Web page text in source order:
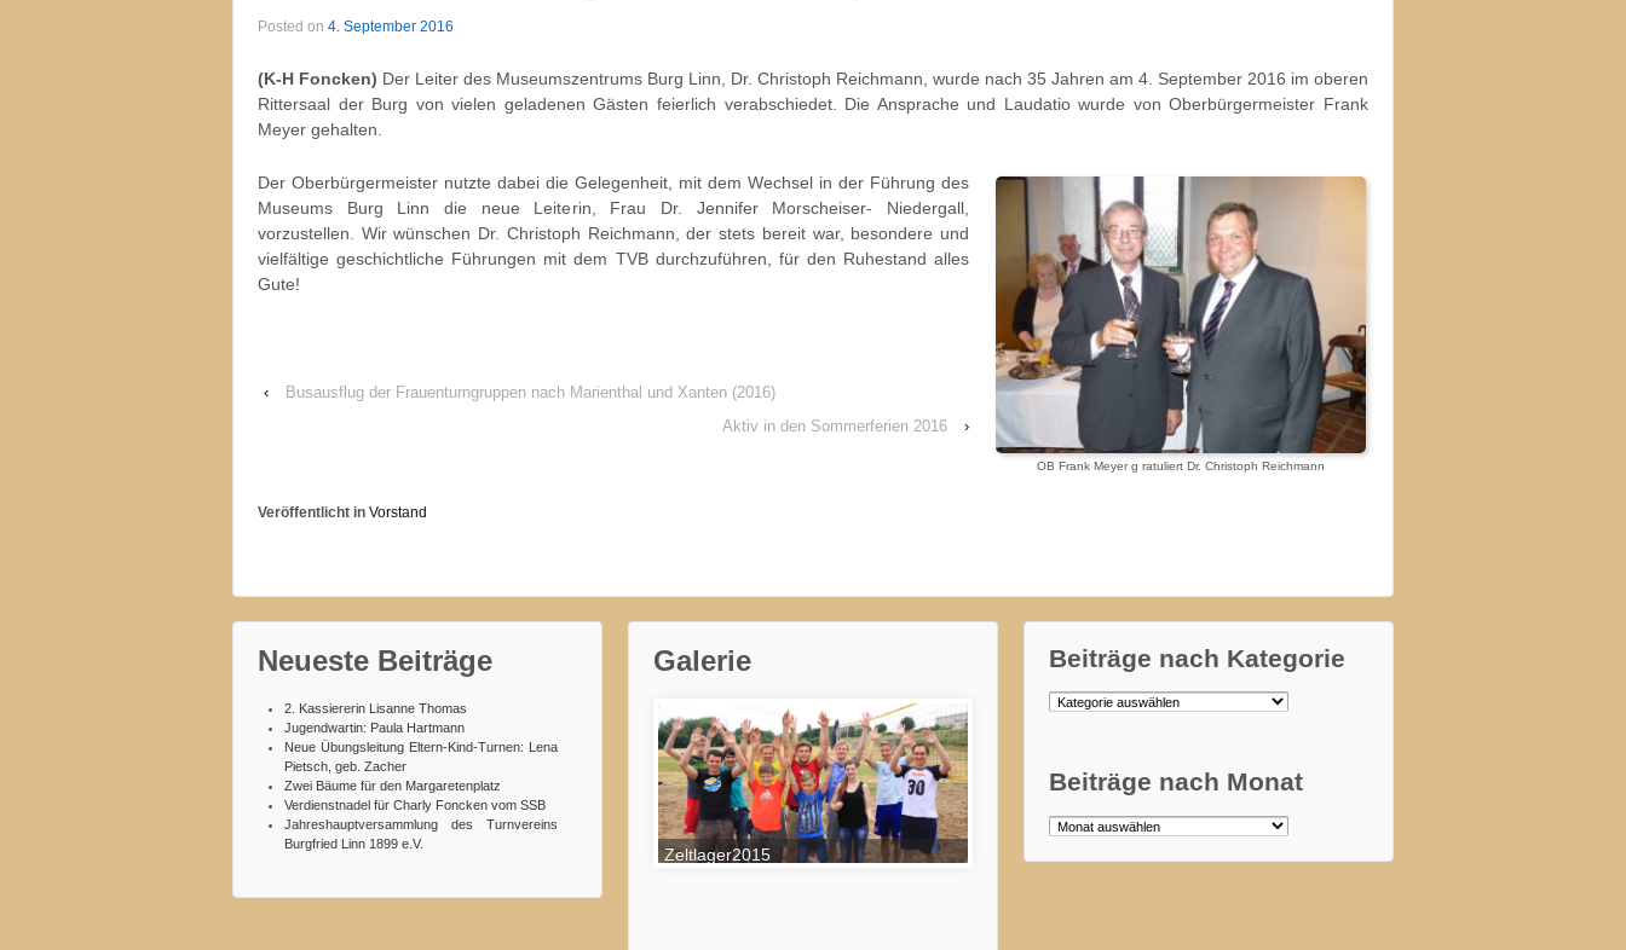
Posted on 4. September 2016
(K-H Foncken) Der Leiter des Museumszentrums Burg Linn, Dr. Christoph Reichmann, wurde nach 35 Jahren am 4. September 2016 im oberen
Rittersaal der Burg von vielen geladenen Gästen feierlich verabschiedet. Die Ansprache und Laudatio wurde von Oberbürgermeister Frank
Meyer gehalten.
OB Frank Meyer g ratuliert Dr. Christoph Reichmann
Der Oberbürgermeister nutzte dabei die Gelegenheit, mit dem Wechsel in der Führung des
Museums Burg Linn die neue Leiterin, Frau Dr. Jennifer Morscheiser- Niedergall,
vorzustellen. Wir wünschen Dr. Christoph Reichmann, der stets bereit war, besondere und
vielfältige geschichtliche Führungen mit dem TVB durchzuführen, für den Ruhestand alles
Gute!
‹
Busausflug der Frauenturngruppen nach Marienthal und Xanten (2016)
Aktiv in den Sommerferien 2016
›
Veröffentlicht in Vorstand
Neueste Beiträge
2. Kassiererin Lisanne Thomas
Jugendwartin: Paula Hartmann
Neue Übungsleitung Eltern-Kind-Turnen: Lena
Pietsch, geb. Zacher
Zwei Bäume für den Margaretenplatz
Verdienstnadel für Charly Foncken vom SSB
Jahreshauptversammlung des Turnvereins
Burgfried Linn 1899 e.V.
Galerie
Zeltlager2015
Beiträge nach Kategorie
Beiträge
Beiträge nach Monat
Beiträge
Monat